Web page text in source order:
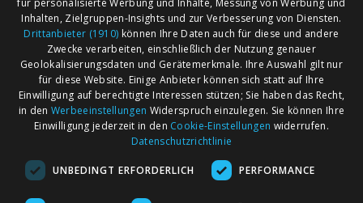
AGB
Impressum
Kontakt
Märkte nach Bundesländern
Märkte nach PLZ
Märkte nach Umkreis
Flohmarkt
für personalisierte Werbung und Inhalte, Messung von Werbung und
Inhalten, Zielgruppen-Insights und zur Verbesserung von Diensten.
Drittanbieter (1910) können Ihre Daten auch für diese und andere
Zwecke verarbeiten, einschließlich der Nutzung genauer
Geolokalisierungsdaten und Gerätemerkmale. Ihre Auswahl gilt nur
für diese Website. Einige Anbieter können sich statt auf Ihre
Einwilligung auf berechtigte Interessen stützen; Sie haben das Recht,
in den Werbeeinstellungen Widerspruch einzulegen. Sie können Ihre
Einwilligung jederzeit in den Cookie-Einstellungen widerrufen.
Datenschutzrichtlinie
UNBEDINGT ERFORDERLICH PERFORMANCE